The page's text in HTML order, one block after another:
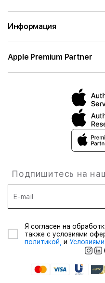
Информация
Apple Premium Partner
Подпишитесь на
E-mail
Я согласен на
также с условиями
политикой, и